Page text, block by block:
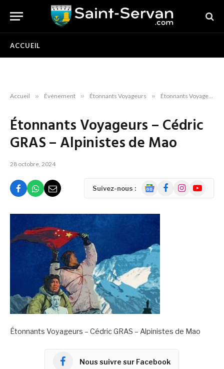
ACCUEIL
Accueil » Évènement » Étonnants Voyageurs » Étonnants Voyageurs : Cédric GRAS à Saint-Servan – dimanche 28/05 à 10h30 – pour « Alpinistes de Mao »
Étonnants Voyageurs – Cédric
GRAS – Alpinistes de Mao
28 octobre, 2024
Suivez-nous :
GoogleFacebookInstagramYouTube
Étonnants Voyageurs – Cédric GRAS – Alpinistes de Mao
Nous suivre sur Facebook